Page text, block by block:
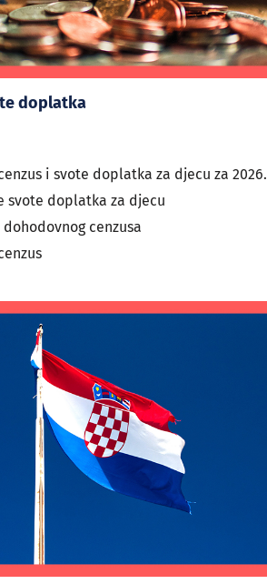
doplatka
i svote doplatka za djecu za 2026.
svote doplatka za djecu
cenzusa